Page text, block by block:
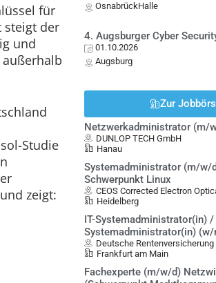
für
steigt der
und
Studie
zeigt:
OsnabrückHalle
4. Augsburger Cyber
01.10.2026
Augsburg
Zur
Netzwerkadministrator (m/
DUNLOP TECH GmbH
Hanau
Systemadministrator (m/w/
Schwerpunkt Linux
CEOS Corrected Electron
Heidelberg
IT-Systemadministrator(in) /
Systemadministrator(in)
Deutsche
Frankfurt am Main
Fachexperte (m/w/d)